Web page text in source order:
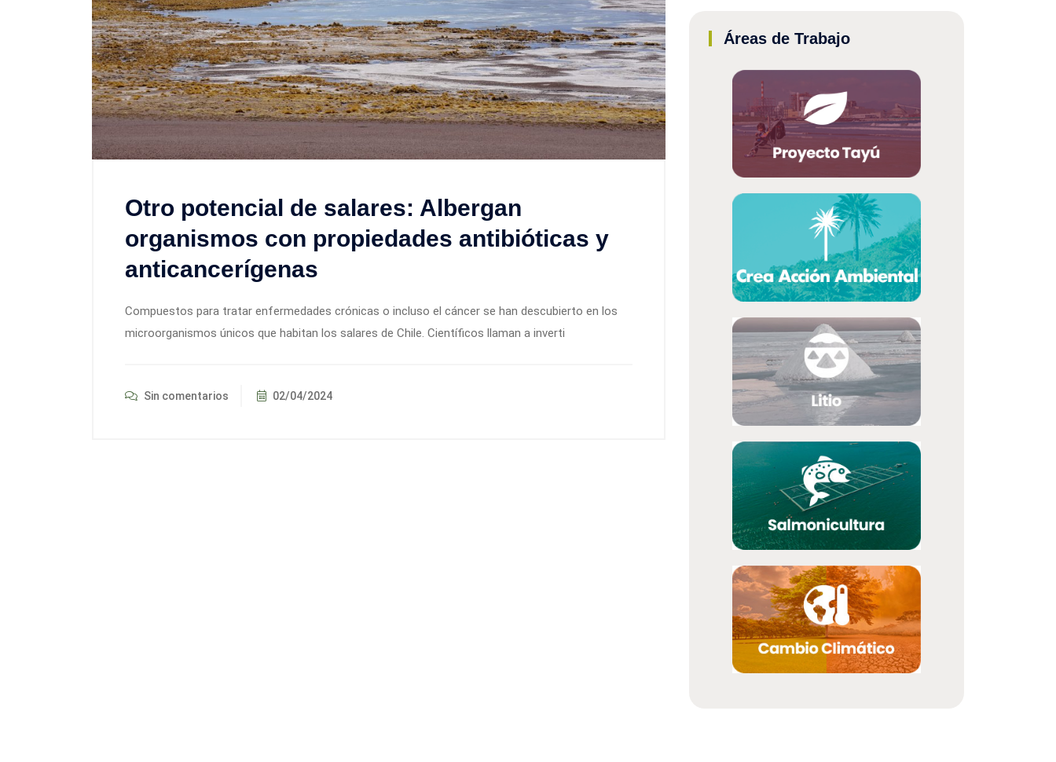
Otro potencial de salares: Albergan
organismos con propiedades antibióticas y
anticancerígenas
Compuestos para tratar enfermedades crónicas o incluso el cáncer se han descubierto en los
microorganismos únicos que habitan los salares de Chile. Científicos llaman a inverti
Sin comentarios 02/04/2024
Áreas de Trabajo